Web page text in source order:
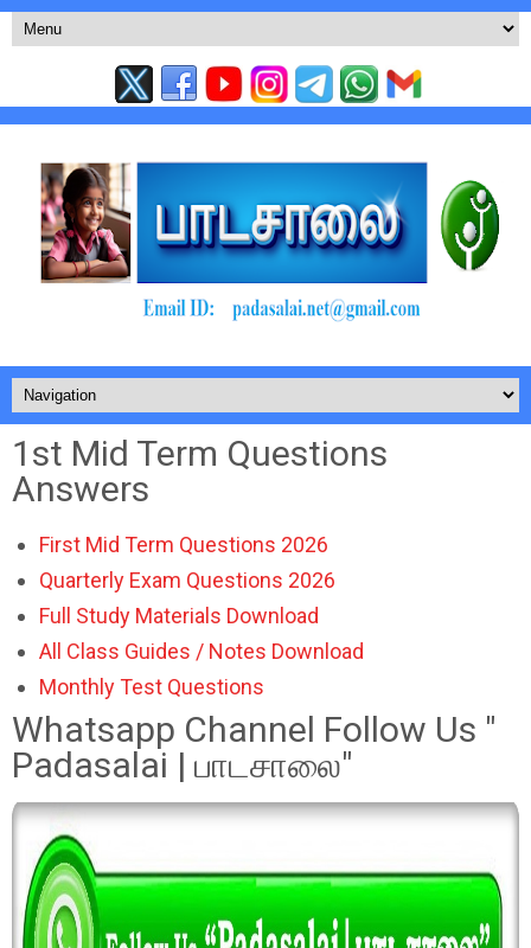
1st Mid Term Questions
Answers
First Mid Term Questions 2026
Quarterly Exam Questions 2026
Full Study Materials Download
All Class Guides / Notes Download
Monthly Test Questions
Whatsapp Channel Follow Us "
Padasalai | பாடசாலை"